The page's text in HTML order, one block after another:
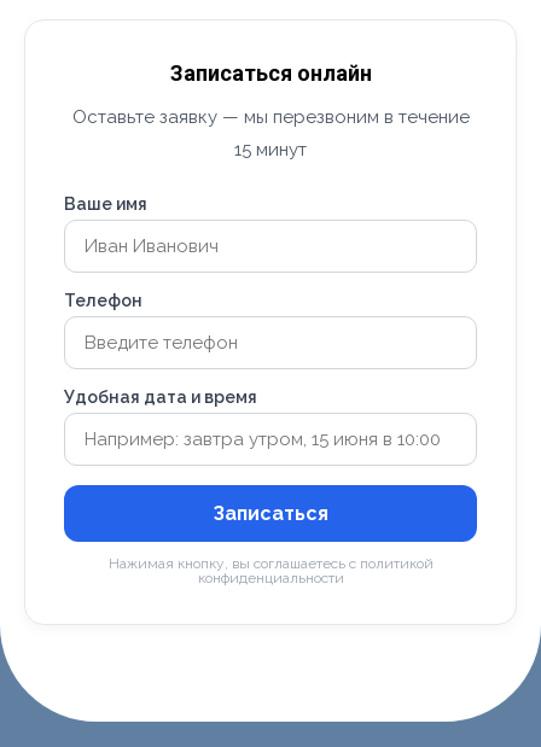
Записаться онлайн
Оставьте заявку — мы перезвоним в течение
15 минут
Ваше имя
Телефон
Удобная дата и время
Записаться
Нажимая кнопку, вы соглашаетесь с политикой
конфиденциальности